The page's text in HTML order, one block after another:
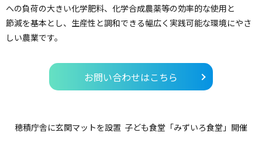
への負荷の大きい化学肥料、化学合成農薬等の効率的な使用と
節減を基本とし、生産性と調和できる幅広く実践可能な環境にやさ
しい農業です。
お問い合わせはこちら
穂積庁舎に玄関マットを設置 子ども食堂「みずいろ食堂」開催